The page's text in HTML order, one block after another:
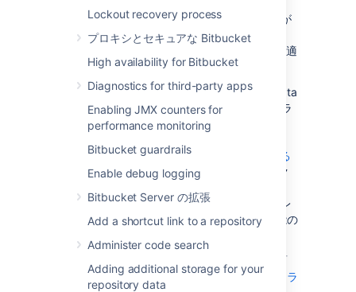
Lockout recovery process
プロキシとセキュアな Bitbucket
High availability for Bitbucket
Diagnostics for third-party apps
Enabling JMX counters for
performance monitoring
Bitbucket guardrails
Enable debug logging
Bitbucket Server の拡張
Add a shortcut link to a repository
Administer code search
Adding additional storage for your
repository data
高可用性やゼロダウンタイム アップグレード
が
不要な場合、ほとんどの "Small" または
"Medium" サイズのデプロイには単一ノードが適
しています。
既存の Server インストールがある場合は、Data
Center にアップグレードする際にそのインフラ
ストラクチャを引き続き使用できます。Data
SAML シングル サインオン、
レート制限による
システムの保護、CDN サポート
など) では、ク
Server インストールのライセンスをアップグレ
ードするだけで、Data Center のこれらの機能の
クラスタ化が必要かどうかの詳細については「
Data Center のアーキテクチャとインフラストラ